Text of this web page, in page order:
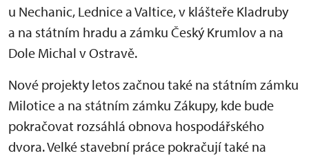
u Nechanic, Lednice a Valtice, v klášteře Kladruby
a na státním hradu a zámku Český Krumlov a na
Dole Michal v Ostravě.
Nové projekty letos začnou také na státním zámku
Milotice a na státním zámku Zákupy, kde bude
pokračovat rozsáhlá obnova hospodářského
dvora. Velké stavební práce pokračují také na